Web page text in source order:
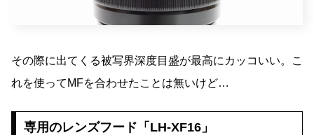
その際に出てくる被写界深度目盛が最高にカッコいい。こ
れを使ってMFを合わせたことは無いけど…
専用のレンズフード「LH-XF16」